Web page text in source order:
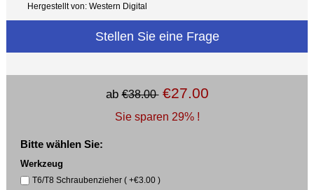
Hergestellt von: Western Digital
Stellen Sie eine Frage
ab€38.00 €27.00
Sie sparen 29% !
Bitte wählen Sie:
Werkzeug
T6/T8 Schraubenzieher ( +€3.00 )